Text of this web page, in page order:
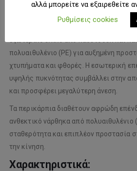
Οι επιγονατίδες και οι αγκώνες
πολυαιθυλένιο (PE) για αυξημένη
χτυπήματα και φθορές. Η εσωτερική
υψηλής πυκνότητας συμβάλλει στην
και προσφέρει μεγαλύτερη άνεση.
Τα περικάρπια διαθέτουν αφρώδη
ανθεκτικό νάρθηκα από πολυαιθυλένιο
σταθερότητα και επιπλέον προστασία
την κίνηση.
Χαρακτηριστικά:
αλλά μπορείτε να εξαιρεθείτε
Ρυθμίσεις cookies